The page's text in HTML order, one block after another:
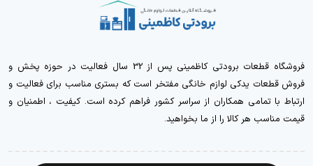
فروشگاه قطعات برودتی کاظمینی پس از 32 سال فعالیت در حوزه پخش و
فروش قطعات یدکی لوازم خانگی مفتخر است که بستری مناسب برای فعالیت و
ارتباط با تمامی همکاران از سراسر کشور فراهم کرده است. کیفیت ، اطمنیان و
قیمت مناسب هر کالا را از ما بخواهید.